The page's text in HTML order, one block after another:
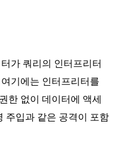
가 쿼리의 인터프리터
기에는 인터프리터를
한 없이 데이터에 액세
주입과 같은 공격이 포함